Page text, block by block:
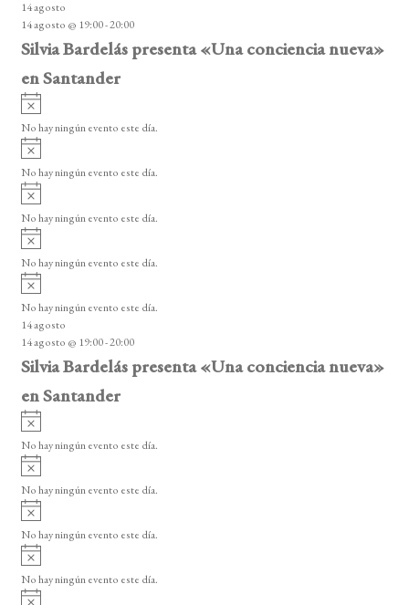
s
o
14 agosto
14 agosto @ 19:00-20:00
Silvia Bardelás presenta «Una conciencia nueva»
en Santander
A
v
i
o
No hay ningún evento este día.
A
v
i
o
No hay ningún evento este día.
A
v
i
o
No hay ningún evento este día.
A
v
i
o
No hay ningún evento este día.
A
v
i
s
o
No hay ningún evento este día.
14 agosto
14 agosto @ 19:00-20:00
Silvia Bardelás presenta «Una conciencia nueva»
en Santander
A
v
i
o
No hay ningún evento este día.
A
v
i
o
No hay ningún evento este día.
A
v
i
o
No hay ningún evento este día.
A
v
i
No hay ningún evento este día.
A